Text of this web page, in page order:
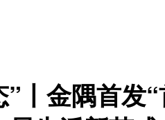
丨金隅首发